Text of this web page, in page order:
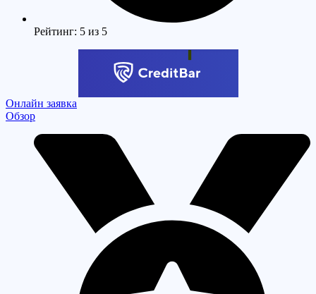
Рейтинг: 5 из 5
Онлайн заявка
Обзор